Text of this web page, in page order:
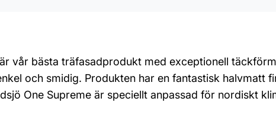
vår bästa träfasadprodukt med exceptionell
och smidig. Produkten har en fantastisk halvmatt
One Supreme är speciellt anpassad för nordiskt